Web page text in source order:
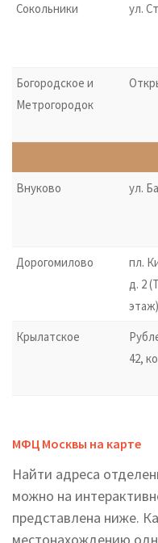
Сокольники
ул.
Богородское и
Метрогородок
Внуково
ул.
Дорогомилово
пл.
д. 2
этаж)
Крылатское
42,
МФЦ Москвы на карте
Найти адреса
можно на
представлена ниже.